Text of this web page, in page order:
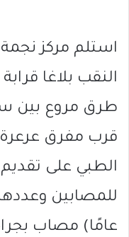
استلم مركز
قرب مفرق عرعرة
الطبي على تقديم
عامًا) مصاب